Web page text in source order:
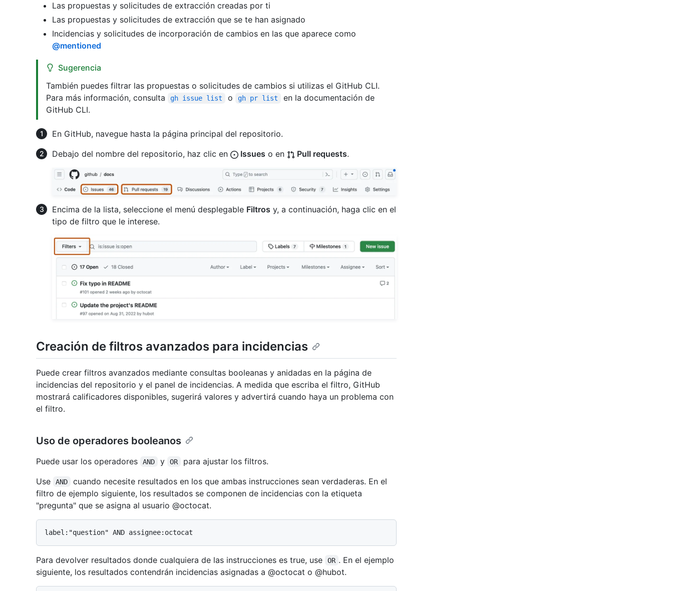
Las propuestas y solicitudes de extracción creadas por ti
Las propuestas y solicitudes de extracción que se te han asignado
Incidencias y solicitudes de incorporación de cambios en las que aparece como
@mentioned
Sugerencia
También puedes filtrar las propuestas o solicitudes de cambios si utilizas el GitHub CLI.
Para más información, consulta
gh issue list o gh pr list
en la documentación de
GitHub CLI.
En GitHub, navegue hasta la página principal del repositorio.
Debajo del nombre del repositorio, haz clic en
Issues o en Pull requests.
Encima de la lista, seleccione el menú desplegable Filtros y, a continuación, haga clic en el
tipo de filtro que le interese.
Creación de filtros avanzados para incidencias
Puede crear filtros avanzados mediante consultas booleanas y anidadas en la página de
incidencias del repositorio y el panel de incidencias. A medida que escriba el filtro, GitHub
mostrará calificadores disponibles, sugerirá valores y advertirá cuando haya un problema con
el filtro.
Uso de operadores booleanos
Puede usar los operadores AND y OR
para ajustar los filtros.
Use
AND
cuando necesite resultados en los que ambas instrucciones sean verdaderas. En el
filtro de ejemplo siguiente, los resultados se componen de incidencias con la etiqueta
"pregunta" que se asigna al usuario @octocat.
Para devolver resultados donde cualquiera de las instrucciones es true, use OR . En el ejemplo
siguiente, los resultados contendrán incidencias asignadas a @octocat o @hubot.